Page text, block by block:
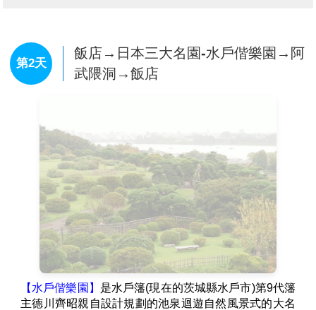
第2天
飯店→日本三大名園-水戶偕樂園→阿
武隈洞→飯店
【水戶偕樂園】 是水戶籓(現在的茨城縣水戶市)第9代籓
主德川齊昭親自設計規劃的池泉迴遊自然風景式的大名